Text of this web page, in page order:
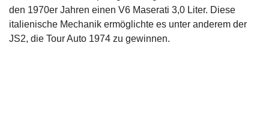
den 1970er Jahren einen V6 Maserati 3,0 Liter. Diese
italienische Mechanik ermöglichte es unter anderem der
JS2, die Tour Auto 1974 zu gewinnen.